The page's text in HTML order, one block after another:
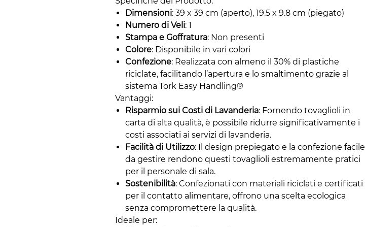
Dimensioni: 39 x 39 cm (aperto), 19.5 x 9.8 cm (piegato)
Numero di Veli: 1
Stampa e Goffratura: Non presenti
Colore: Disponibile in vari colori
Confezione: Realizzata con almeno il 30% di plastiche
riciclate, facilitando l’apertura e lo smaltimento grazie al
sistema Tork Easy Handling®
Vantaggi:
Risparmio sui Costi di Lavanderia: Fornendo tovaglioli in
carta di alta qualità, è possibile ridurre significativamente i
costi associati ai servizi di lavanderia.
Facilità di Utilizzo: Il design prepiegato e la confezione facile
da gestire rendono questi tovaglioli estremamente pratici
per il personale di sala.
Sostenibilità: Confezionati con materiali riciclati e certificati
per il contatto alimentare, offrono una scelta ecologica
senza compromettere la qualità.
Ideale per: